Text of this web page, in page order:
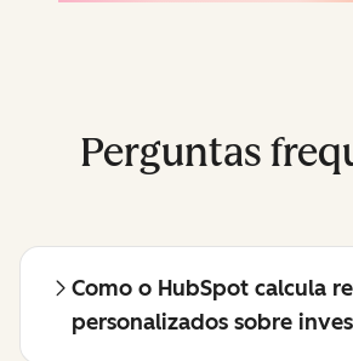
Perguntas
Como o HubSpot calcula
personalizados sobre